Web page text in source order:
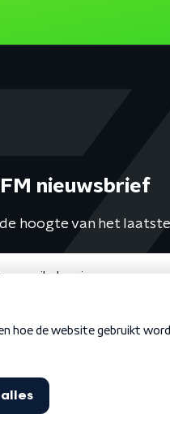
nieuwsbrief
hoogte van het